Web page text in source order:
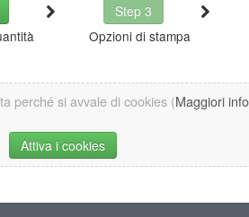
Step 3
Opzioni di stampa
perché si avvale di cookies (Maggiori
Attiva i cookies